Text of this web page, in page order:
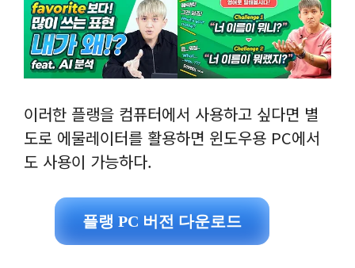
이러한 플랭을 컴퓨터에서 사용하고 싶다면 별
도로 에물레이터를 활용하면 윈도우용 PC에서
도 사용이 가능하다.
플랭 PC 버전 다운로드